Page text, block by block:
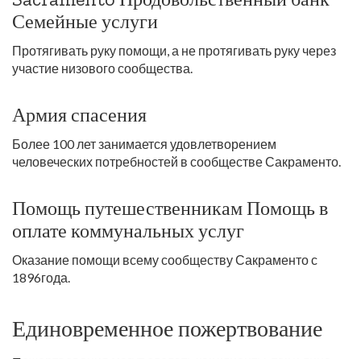
Семейные услуги
Протягивать руку помощи, а не протягивать руку через
участие низового сообщества.
Армия спасения
Более 100 лет занимается удовлетворением
человеческих потребностей в сообществе Сакраменто.
Помощь путешественникам Помощь в
оплате коммунальных услуг
Оказание помощи всему сообществу Сакраменто с
1896года.
Единовременное пожертвование